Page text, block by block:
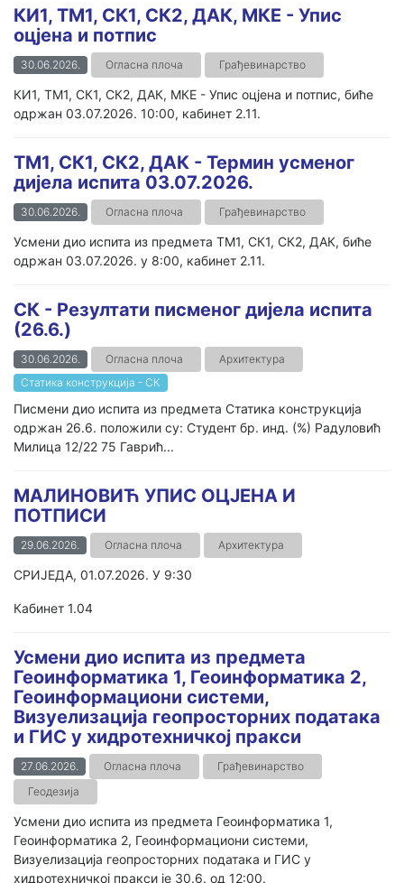
КИ1, ТМ1, СК1, СК2, ДАК, МКЕ - Упис
оцјена и потпис
30.06.2026. Огласна плоча Грађевинарство
КИ1, ТМ1, СК1, СК2, ДАК, МКЕ - Упис оцјена и потпис, биће
одржан 03.07.2026. 10:00, кабинет 2.11.
ТМ1, СК1, СК2, ДАК - Термин усменог
дијела испита 03.07.2026.
30.06.2026. Огласна плоча Грађевинарство
Усмени дио испита из предмета ТМ1, СК1, СК2, ДАК, биће
одржан 03.07.2026. у 8:00, кабинет 2.11.
СК - Резултати писменог дијела испита
(26.6.)
30.06.2026. Огласна плоча
Архитектура
Статика конструкција - СК
Писмени дио испита из предмета Статика конструкција
одржан 26.6. положили су: Студент бр. инд. (%) Радуловић
Милица 12/22 75 Гаврић...
МАЛИНОВИЋ УПИС ОЦЈЕНА И
ПОТПИСИ
29.06.2026. Огласна плоча Архитектура
СРИЈЕДА, 01.07.2026. У 9:30
Кабинет 1.04
Усмени дио испита из предмета
Геоинформатика 1, Геоинформатика 2,
Геоинформациони системи,
Визуелизација геопросторних података
и ГИС у хидротехничкој пракси
27.06.2026. Огласна плоча
Грађевинарство
Геодезија
Усмени дио испита из предмета Геоинформатика 1,
Геоинформатика 2, Геоинформациони системи,
Визуелизација геопросторних података и ГИС у
хидротехничкој пракси је 30.6. од 12:00.